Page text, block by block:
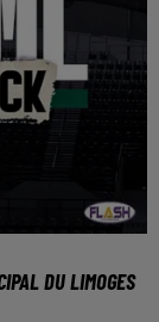
DU LIMOGES